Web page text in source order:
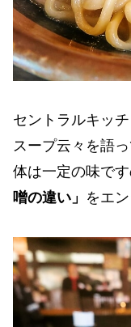
セントラルキッ
スープ云々を語
体は一定の味で
噌の違い」 をエ